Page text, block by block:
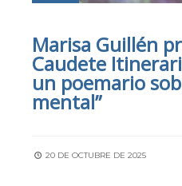
Marisa Guillén
Caudete
un poemario
mental”
20 DE OCTUBRE DE 2025